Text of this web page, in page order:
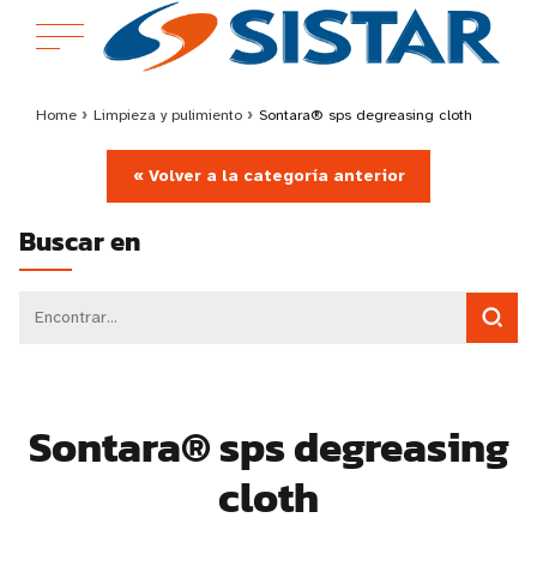
Home › Limpieza y pulimiento › Sontara® sps degreasing cloth
« Volver a la categoría anterior
Buscar en
Sontara® sps degreasing
cloth